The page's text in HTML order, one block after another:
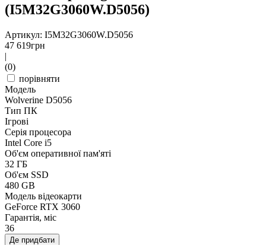
(I5M32G3060W.D5056)
Артикул: I5M32G3060W.D5056
47 619грн
|
(0)
порівняти
Модель
Wolverine D5056
Тип ПК
Ігрові
Серія процесора
Intel Core i5
Об'єм оперативної пам'яті
32 ГБ
Об'єм SSD
480 GB
Модель відеокарти
GeForce RTX 3060
Гарантія, міс
36
Де придбати